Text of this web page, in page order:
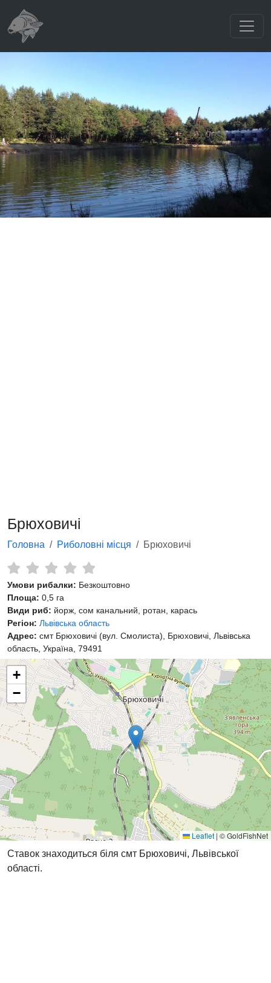
Брюховичі
Головна Риболовні місця Брюховичі
Умови рибалки: Безкоштовно
Площа: 0,5 га
Види риб: йорж, сом канальний, ротан, карась
Регіон: Львівська область
Адрес: смт Брюховичі (вул. Смолиста), Брюховичі, Львівська
область, Україна, 79491
+
−
Leaflet | © GoldFishNet
Ставок знаходиться біля смт Брюховичі, Львівської
області.